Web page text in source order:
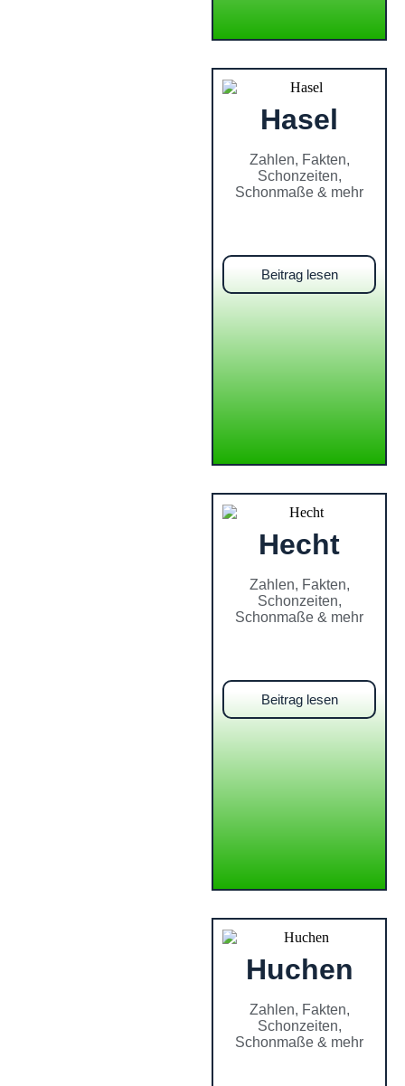
Hasel
Zahlen, Fakten,
Schonzeiten,
Schonmaße & mehr
Beitrag lesen
Hecht
Zahlen, Fakten,
Schonzeiten,
Schonmaße & mehr
Beitrag lesen
Huchen
Zahlen, Fakten,
Schonzeiten,
Schonmaße & mehr